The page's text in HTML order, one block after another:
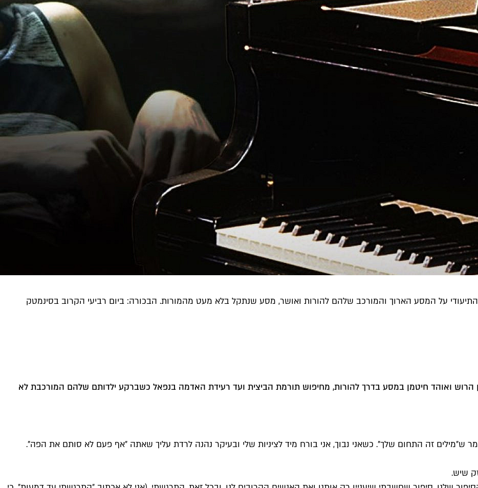
על המסע הארוך והמורכב שלהם להורות ואושר, מסע שנתקל בלא מעט מהמורות. הבכורה: ביום רביעי הקרוב בסינמטק
הרוש ואוהד חיטמן במסע בדרך להורות, מחיפוש תורמת הביצית ועד רעידת האדמה בנפאל כשברקע ילדותם שלהם המורכבת לא
ש״מילים זה התחום שלך״. כשאני נבוך, אני בורח מיד לציניות שלי ובעיקר נהנה לרדת עליך שאתה ״אף פעם לא סותם את הפה״.
שיש.